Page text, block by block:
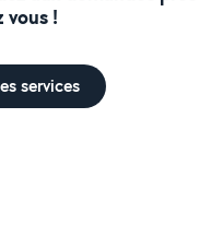
vous !
services